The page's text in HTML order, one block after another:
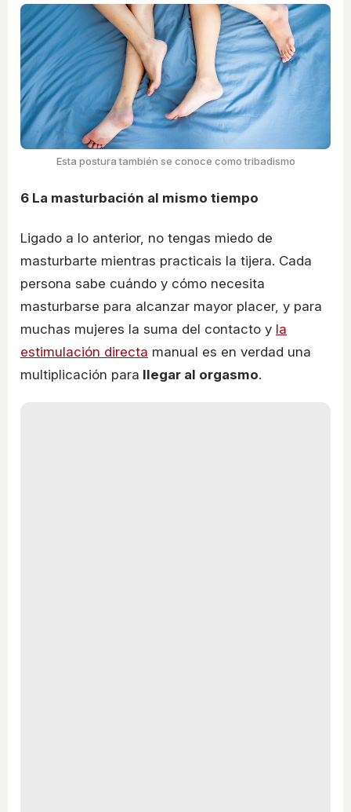
Esta postura también se conoce como tribadismo
6 La masturbación al mismo tiempo
Ligado a lo anterior, no tengas miedo de
masturbarte mientras practicais la tijera. Cada
persona sabe cuándo y cómo necesita
masturbarse para alcanzar mayor placer, y para
muchas mujeres la suma del contacto y la
estimulación directa manual es en verdad una
multiplicación para llegar al orgasmo.